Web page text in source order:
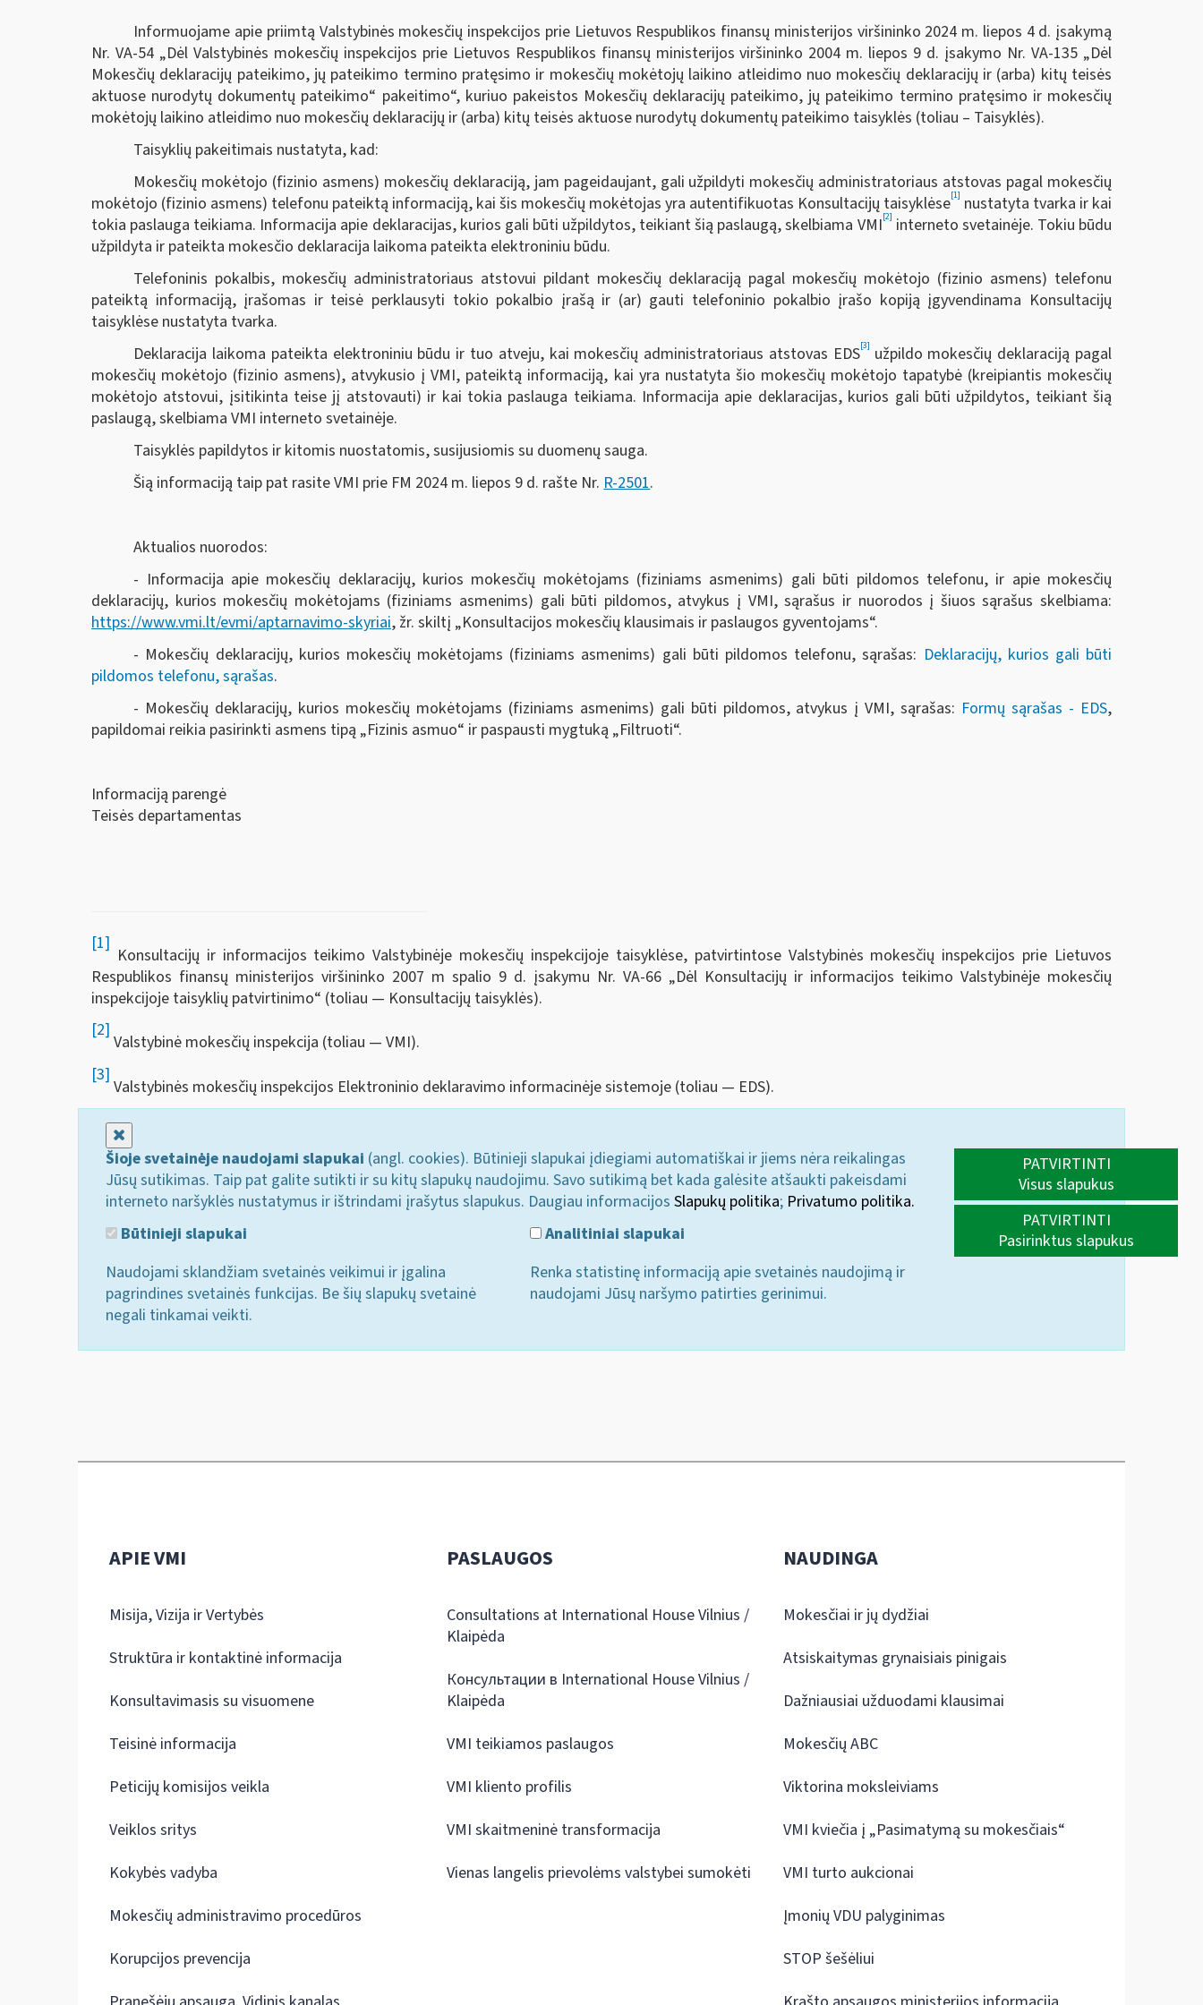
Informuojame apie priimtą Valstybinės mokesčių inspekcijos prie Lietuvos Respublikos finansų ministerijos viršininko 2024 m. liepos 4 d. įsakymą
Nr. VA-54 „Dėl Valstybinės mokesčių inspekcijos prie Lietuvos Respublikos finansų ministerijos viršininko 2004 m. liepos 9 d. įsakymo Nr. VA-135 „Dėl
Mokesčių deklaracijų pateikimo, jų pateikimo termino pratęsimo ir mokesčių mokėtojų laikino atleidimo nuo mokesčių deklaracijų ir (arba) kitų teisės
aktuose nurodytų dokumentų pateikimo“ pakeitimo“, kuriuo pakeistos Mokesčių deklaracijų pateikimo, jų pateikimo termino pratęsimo ir mokesčių
mokėtojų laikino atleidimo nuo mokesčių deklaracijų ir (arba) kitų teisės aktuose nurodytų dokumentų pateikimo taisyklės (toliau – Taisyklės).
Taisyklių pakeitimais nustatyta, kad:
Mokesčių mokėtojo (fizinio asmens) mokesčių deklaraciją, jam pageidaujant, gali užpildyti mokesčių administratoriaus atstovas pagal mokesčių
mokėtojo (fizinio asmens) telefonu pateiktą informaciją, kai šis mokesčių mokėtojas yra autentifikuotas Konsultacijų taisyklėse[1] nustatyta tvarka ir kai
tokia paslauga teikiama. Informacija apie deklaracijas, kurios gali būti užpildytos, teikiant šią paslaugą, skelbiama VMI[2] interneto svetainėje. Tokiu būdu
užpildyta ir pateikta mokesčio deklaracija laikoma pateikta elektroniniu būdu.
Telefoninis pokalbis, mokesčių administratoriaus atstovui pildant mokesčių deklaraciją pagal mokesčių mokėtojo (fizinio asmens) telefonu
pateiktą informaciją, įrašomas ir teisė perklausyti tokio pokalbio įrašą ir (ar) gauti telefoninio pokalbio įrašo kopiją įgyvendinama Konsultacijų
taisyklėse nustatyta tvarka.
Deklaracija laikoma pateikta elektroniniu būdu ir tuo atveju, kai mokesčių administratoriaus atstovas EDS[3] užpildo mokesčių deklaraciją pagal
mokesčių mokėtojo (fizinio asmens), atvykusio į VMI, pateiktą informaciją, kai yra nustatyta šio mokesčių mokėtojo tapatybė (kreipiantis mokesčių
mokėtojo atstovui, įsitikinta teise jį atstovauti) ir kai tokia paslauga teikiama. Informacija apie deklaracijas, kurios gali būti užpildytos, teikiant šią
paslaugą, skelbiama VMI interneto svetainėje.
Taisyklės papildytos ir kitomis nuostatomis, susijusiomis su duomenų sauga.
Šią informaciją taip pat rasite VMI prie FM 2024 m. liepos 9 d. rašte Nr. R-2501.
Aktualios nuorodos:
- Informacija apie mokesčių deklaracijų, kurios mokesčių mokėtojams (fiziniams asmenims) gali būti pildomos telefonu, ir apie mokesčių
deklaracijų, kurios mokesčių mokėtojams (fiziniams asmenims) gali būti pildomos, atvykus į VMI, sąrašus ir nuorodos į šiuos sąrašus skelbiama:
https://www.vmi.lt/evmi/aptarnavimo-skyriai, žr. skiltį „Konsultacijos mokesčių klausimais ir paslaugos gyventojams“.
- Mokesčių deklaracijų, kurios mokesčių mokėtojams (fiziniams asmenims) gali būti pildomos telefonu, sąrašas: Deklaracijų, kurios gali būti
pildomos telefonu, sąrašas.
- Mokesčių deklaracijų, kurios mokesčių mokėtojams (fiziniams asmenims) gali būti pildomos, atvykus į VMI, sąrašas: Formų sąrašas - EDS,
papildomai reikia pasirinkti asmens tipą „Fizinis asmuo“ ir paspausti mygtuką „Filtruoti“.
Informaciją parengė
Teisės departamentas
[1]
Konsultacijų ir informacijos teikimo Valstybinėje mokesčių inspekcijoje taisyklėse, patvirtintose Valstybinės mokesčių inspekcijos prie Lietuvos
Respublikos finansų ministerijos viršininko 2007 m spalio 9 d. įsakymu Nr. VA-66 „Dėl Konsultacijų ir informacijos teikimo Valstybinėje mokesčių
inspekcijoje taisyklių patvirtinimo“ (toliau — Konsultacijų taisyklės).
[2]
Valstybinė mokesčių inspekcija (toliau — VMI).
[3]
Valstybinės mokesčių inspekcijos Elektroninio deklaravimo informacinėje sistemoje (toliau — EDS).
Šioje svetainėje naudojami slapukai (angl. cookies). Būtinieji slapukai įdiegiami automatiškai ir jiems nėra reikalingas
Jūsų sutikimas. Taip pat galite sutikti ir su kitų slapukų naudojimu. Savo sutikimą bet kada galėsite atšaukti pakeisdami
interneto naršyklės nustatymus ir ištrindami įrašytus slapukus. Daugiau informacijos Slapukų politika; Privatumo politika.
Būtinieji slapukai
Naudojami sklandžiam svetainės veikimui ir įgalina
pagrindines svetainės funkcijas. Be šių slapukų svetainė
negali tinkamai veikti.
Analitiniai slapukai
Renka statistinę informaciją apie svetainės naudojimą ir
naudojami Jūsų naršymo patirties gerinimui.
PATVIRTINTI
Visus slapukus
PATVIRTINTI
Pasirinktus slapukus
APIE VMI
Misija, Vizija ir Vertybės
Struktūra ir kontaktinė informacija
Konsultavimasis su visuomene
Teisinė informacija
Peticijų komisijos veikla
Veiklos sritys
Kokybės vadyba
Mokesčių administravimo procedūros
Korupcijos prevencija
PASLAUGOS
Consultations at International House Vilnius /
Klaipėda
Консультации в International House Vilnius /
Klaipėda
VMI teikiamos paslaugos
VMI kliento profilis
VMI skaitmeninė transformacija
Vienas langelis prievolėms valstybei sumokėti
NAUDINGA
Mokesčiai ir jų dydžiai
Atsiskaitymas grynaisiais pinigais
Dažniausiai užduodami klausimai
Mokesčių ABC
Viktorina moksleiviams
VMI kviečia į „Pasimatymą su mokesčiais“
VMI turto aukcionai
Įmonių VDU palyginimas
STOP šešėliui